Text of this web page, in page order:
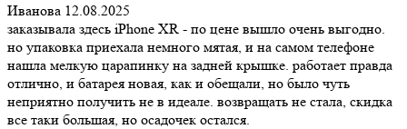
Иванова 12.08.2025
заказывала здесь iPhone XR - по цене вышло очень выгодно.
но упаковка приехала немного мятая, и на самом телефоне
нашла мелкую царапинку на задней крышке. работает правда
отлично, и батарея новая, как и обещали, но было чуть
неприятно получить не в идеале. возвращать не стала, скидка
все таки большая, но осадочек остался.